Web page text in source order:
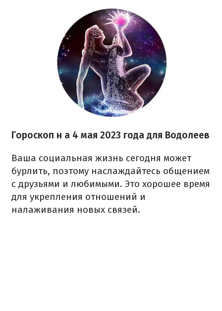
Гороскоп н а 4 мая 2023 года для Водолеев
Ваша социальная жизнь сегодня может
бурлить, поэтому наслаждайтесь общением
с друзьями и любимыми. Это хорошее время
для укрепления отношений и
налаживания новых связей.